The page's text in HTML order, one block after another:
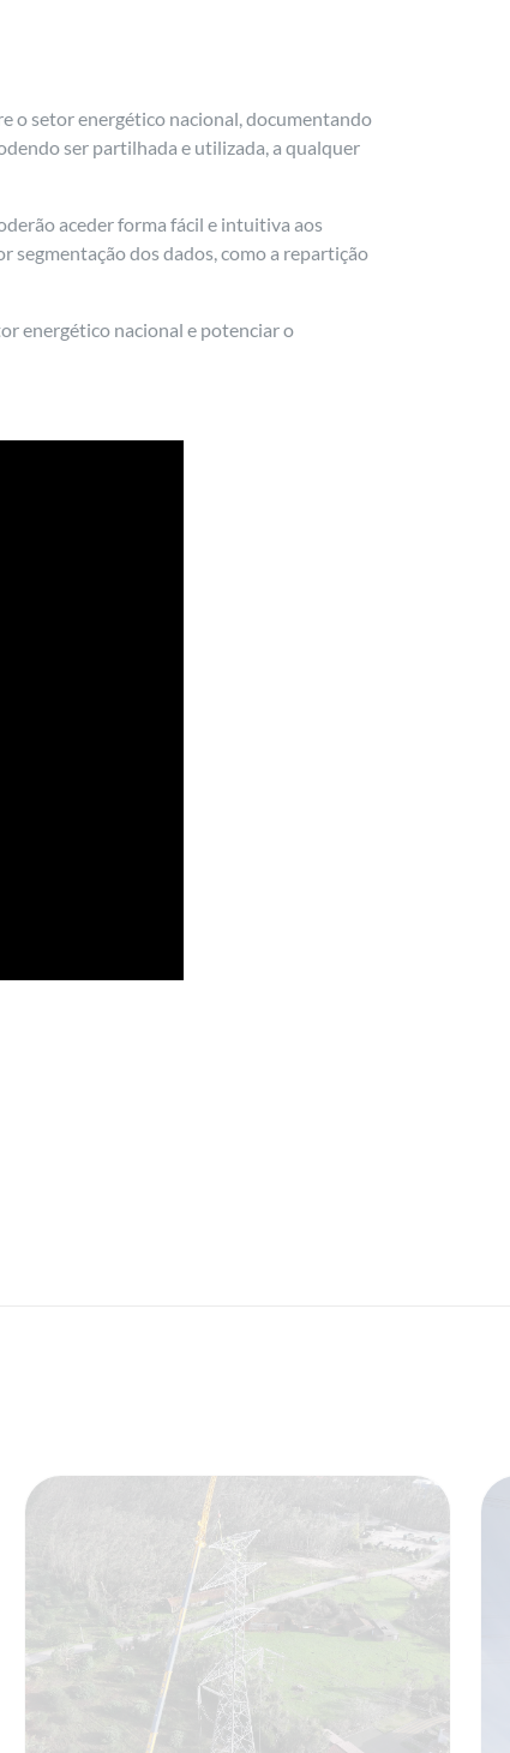
o setor energético nacional, documentando
ser partilhada e utilizada, a qualquer
aceder forma fácil e intuitiva aos
segmentação dos dados, como a repartição
energético nacional e potenciar o